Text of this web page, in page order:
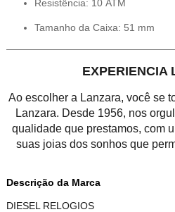
Resistência: 10 ATM
Tamanho da Caixa: 51 mm
EXPERIENCIA
Ao escolher a Lanzara, você se
Lanzara. Desde 1956, nos
qualidade que prestamos, com
suas joias dos sonhos que
Descrição da Marca
DIESEL RELOGIOS